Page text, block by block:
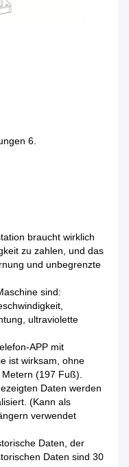
6.
braucht wirklich
zu zahlen, und das
und unbegrenzte
sind:
ultraviolette
APP mit
ist wirksam, ohne
(197 Fuß).
Daten werden
(Kann als
verwendet
Daten, der
Daten sind 30